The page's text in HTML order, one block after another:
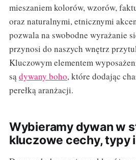
mieszaniem kolorów, wzorów,
oraz naturalnymi, etnicznymi
pozwala na swobodne wyrażanie
przynosi do naszych wnętrz
Kluczowym elementem
sądywany boho, które dodając
perełką aranżacji.
Wybieramy dywan w
kluczowe cechy, typy